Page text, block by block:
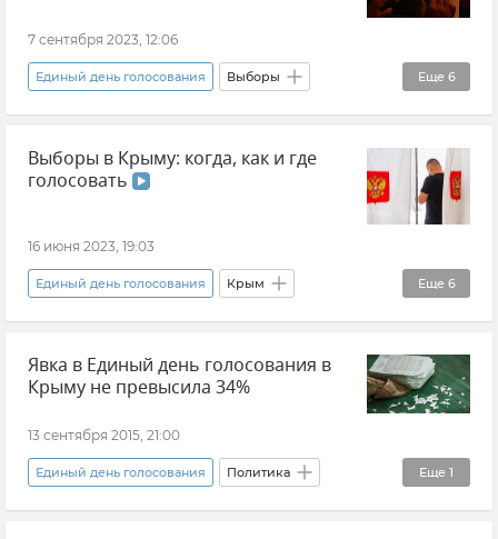
7 сентября 2023, 12:06
Еще 6
Единый день голосования Выборы
Элла Памфилова Новости Россия
Общество Новые регионы России
Выборы в Крыму: когда, как и где
голосовать
16 июня 2023, 19:03
Еще 6
Единый день голосования Крым
Новости Крыма Политика Выборы
Михаил Малышев Государственная Дума РФ
Явка в Единый день голосования в
Крыму не превысила 34%
13 сентября 2015, 21:00
Еще 1
Единый день голосования Политика
Новости